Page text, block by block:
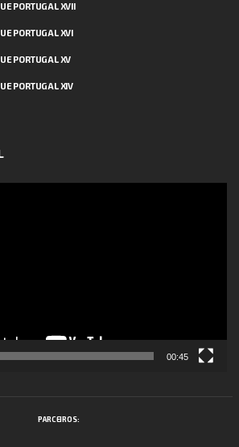
PORTUGAL XVII
PORTUGAL XVI
PORTUGAL XV
PORTUGAL XIV
00:45
PARCEIROS: